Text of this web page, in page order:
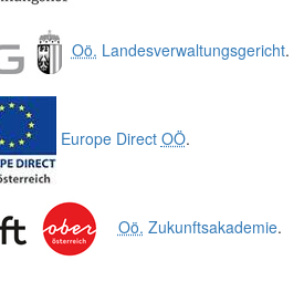
Oö. Landesverwaltungsgericht.
Europe Direct OÖ.
Oö. Zukunftsakademie.